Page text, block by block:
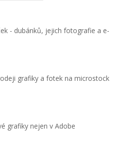
- dubánků, jejich fotografie a e-
grafiky a fotek na microstock
grafiky nejen v Adobe